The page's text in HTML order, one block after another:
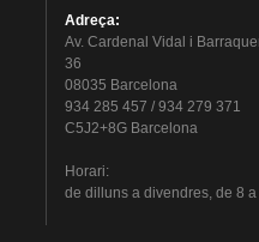
Adreça:
Av. Cardenal Vidal i
36
08035 Barcelona
934 285 457 / 934 279 371
C5J2+8G Barcelona
Horari:
de dillunsa divendres, de 8